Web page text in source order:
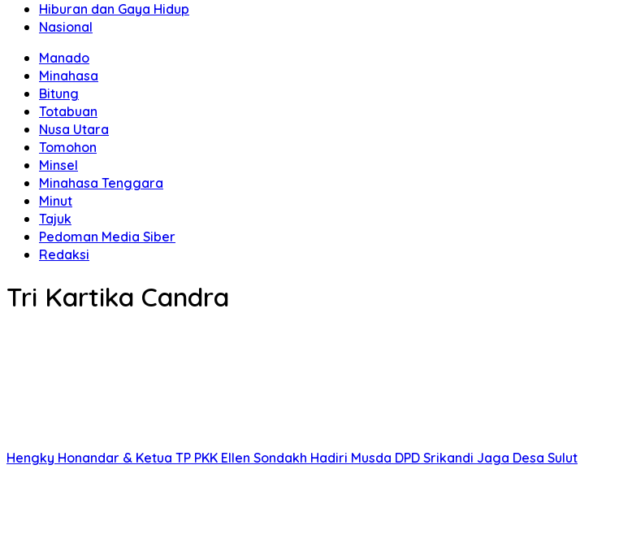
Hiburan dan Gaya Hidup
Nasional
Manado
Minahasa
Bitung
Totabuan
Nusa Utara
Tomohon
Minsel
Minahasa Tenggara
Minut
Tajuk
Pedoman Media Siber
Redaksi
Tri Kartika Candra
Hengky Honandar & Ketua TP PKK Ellen Sondakh Hadiri Musda DPD Srikandi Jaga Desa Sulut